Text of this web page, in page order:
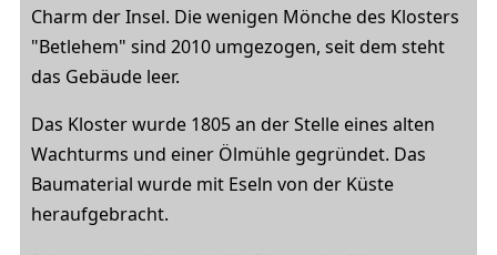
Charm der Insel. Die wenigen Mönche des Klosters
"Betlehem" sind 2010 umgezogen, seit dem steht
das Gebäude leer.
Das Kloster wurde 1805 an der Stelle eines alten
Wachturms und einer Ölmühle gegründet. Das
Baumaterial wurde mit Eseln von der Küste
heraufgebracht.